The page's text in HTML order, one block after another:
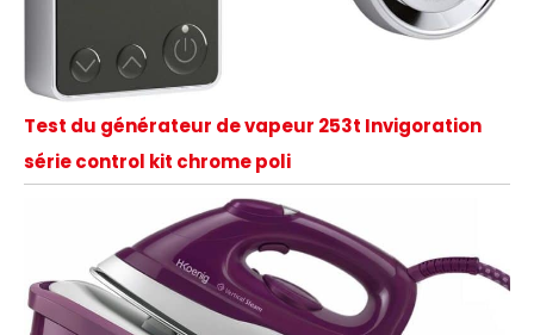
Test du générateur de vapeur 253t Invigoration
série control kit chrome poli